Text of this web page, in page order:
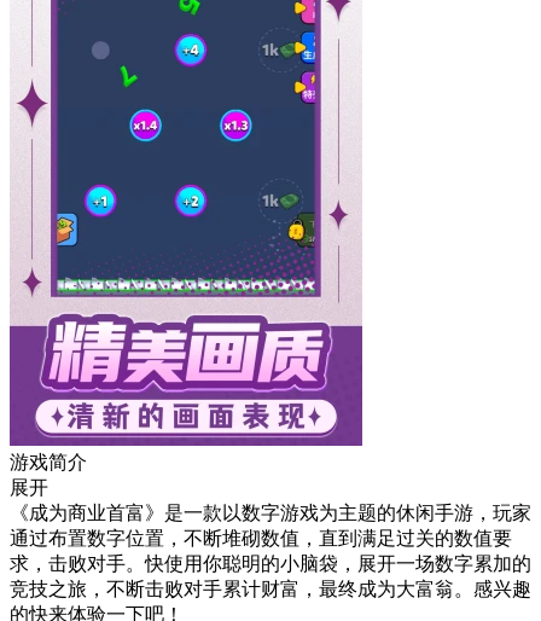
游戏简介
展开
《成为商业首富》是一款以数字游戏为主题的休闲手游，玩家
通过布置数字位置，不断堆砌数值，直到满足过关的数值要
求，击败对手。快使用你聪明的小脑袋，展开一场数字累加的
竞技之旅，不断击败对手累计财富，最终成为大富翁。感兴趣
的快来体验一下吧！